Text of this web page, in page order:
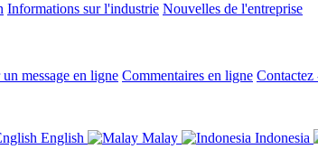
Informations sur l'industrie Nouvelles de l'entreprise
message en ligne Commentaires en ligne Contactez
English Malay Indonesia